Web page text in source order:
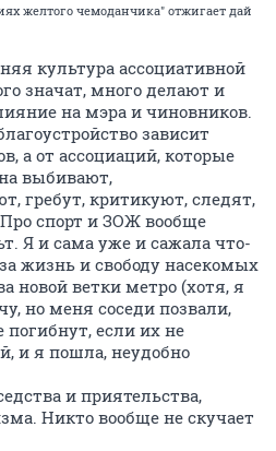
желтого чемоданчика" отжигает дай
культура ассоциативной
значат, много делают и
на мэра и чиновников.
зависит
а от ассоциаций, которые
выбивают,
гребут, критикуют, следят,
спорт и ЗОЖ вообще
Я и сама уже и сажала что-
жизнь и свободу насекомых
новой ветки метро (хотя, я
но меня соседи позвали,
погибнут, если их не
и я пошла, неудобно
и приятельства,
Никто вообще не скучает